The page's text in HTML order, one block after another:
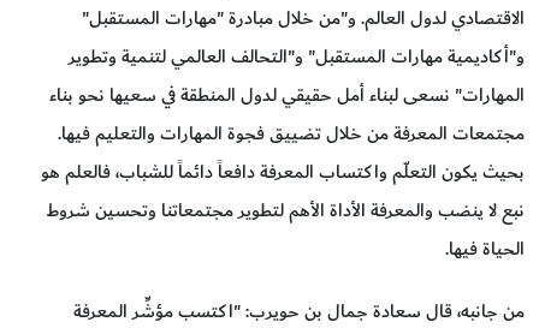
الاقتصادي لدول العالم. و"من خلال مبادرة "مهارات المستقبل"
و"أكاديمية مهارات المستقبل" و"التحالف العالمي لتنمية وتطوير
المهارات" نسعى لبناء أمل حقيقي لدول المنطقة في سعيها نحو بناء
مجتمعات المعرفة من خلال تضييق فجوة المهارات والتعليم فيها.
بحيث يكون التعلّم واكتساب المعرفة دافعاً دائماً للشباب، فالعلم هو
نبع لا ينضب والمعرفة الأداة الأهم لتطوير مجتمعاتنا وتحسين شروط
الحياة فيها.
من جانبه، قال سعادة جمال بن حويرب: "اكتسب مؤشِّر المعرفة